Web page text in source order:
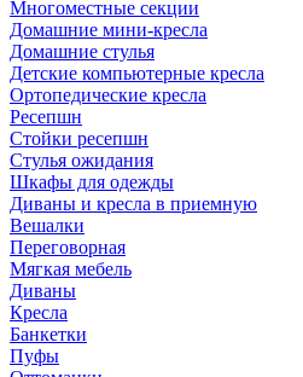
Многоместные секции
Домашние мини-кресла
Домашние стулья
Детские компьютерные кресла
Ортопедические кресла
Ресепшн
Стойки ресепшн
Стулья ожидания
Шкафы для одежды
Диваны и кресла в приемную
Вешалки
Переговорная
Мягкая мебель
Диваны
Кресла
Банкетки
Пуфы